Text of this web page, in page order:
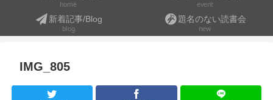
home event
新着記事/Blog
blog
題名のない読書会
new
IMG_805